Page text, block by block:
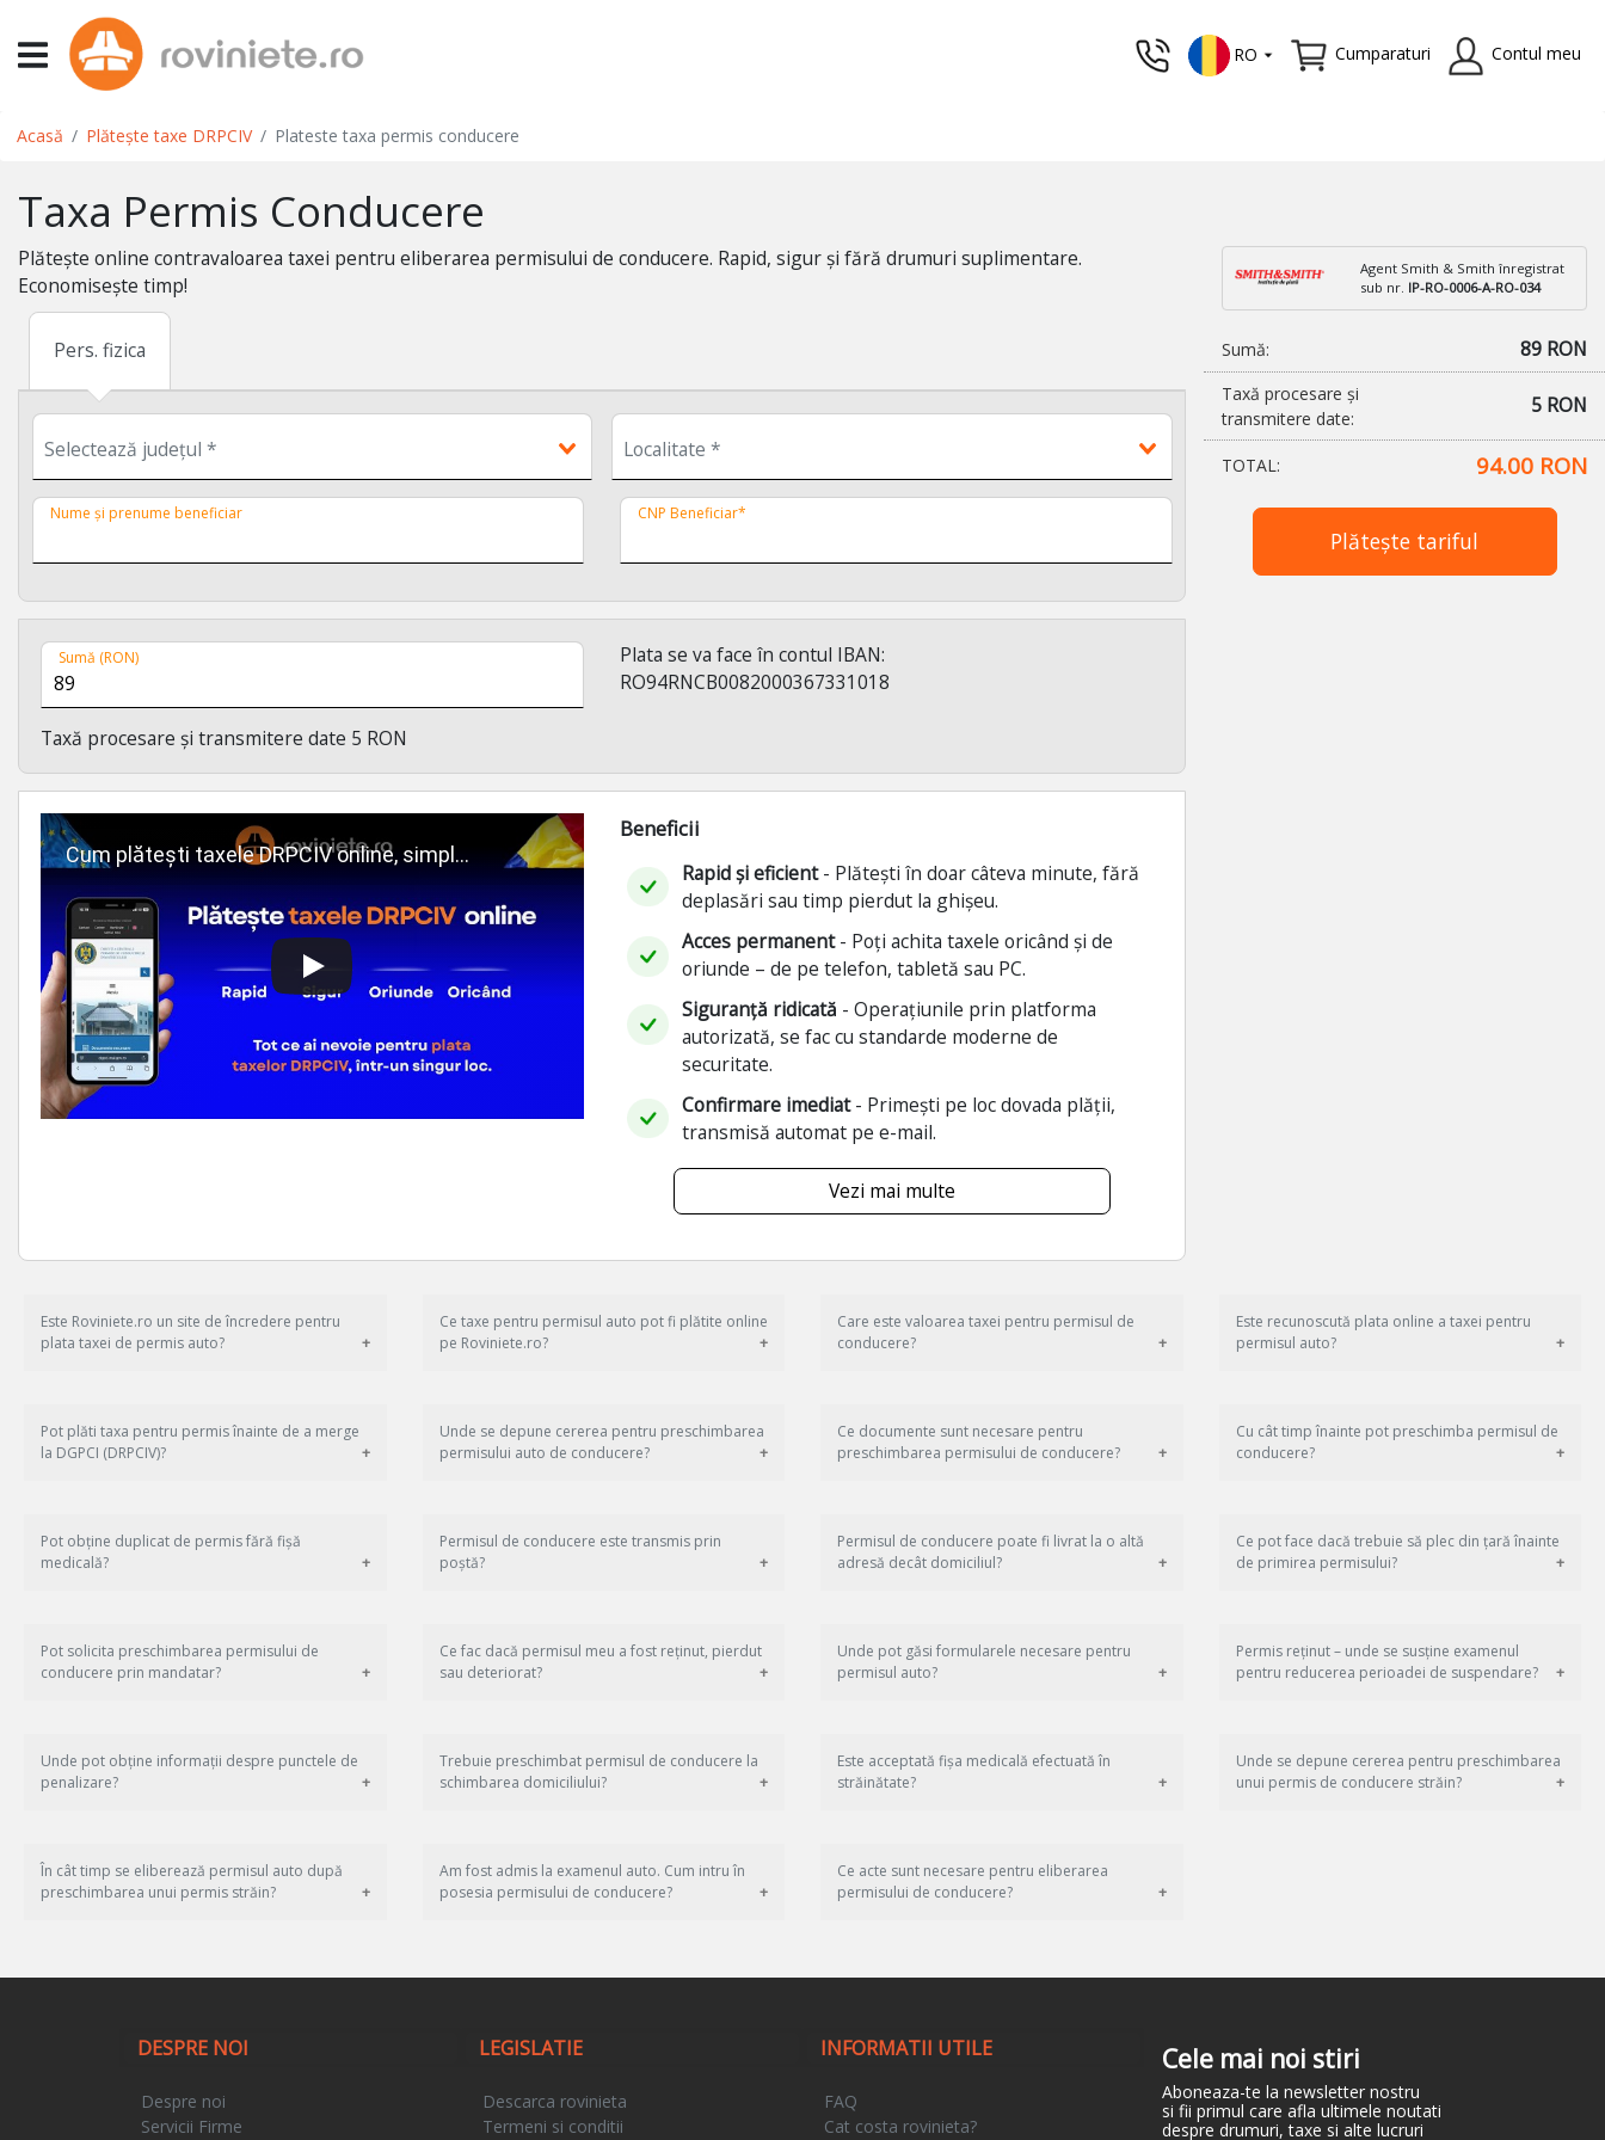
RO Cumparaturi Contul meu
Acasă Plătește taxe DRPCIV Plateste taxa permis conducere
Taxa Permis Conducere
Plătește online contravaloarea taxei pentru eliberarea permisului de conducere. Rapid, sigur și fără drumuri suplimentare.
Economisește timp!
Pers. fizica
Nume și prenume beneficiar CNP Beneficiar*
Sumă (RON)
Taxă procesare și transmitere date 5 RON
Plata se va face în contul IBAN:
RO94RNCB0082000367331018
Cum plătești taxele DRPCIV online, simplu și rapid, prin Roviniete.ro
Beneficii
Rapid și eficient- Plătești în doar câteva minute, fără
deplasări sau timp pierdut la ghișeu.
Acces permanent- Poți achita taxele oricând și de
oriunde – de pe telefon, tabletă sau PC.
Siguranță ridicată - Operațiunile prin platforma
autorizată, se fac cu standarde moderne de
securitate.
Confirmare imediat- Primești pe loc dovada plății,
transmisă automat pe e-mail.
Vezi mai multe
Agent Smith & Smith înregistrat
sub nr. IP-RO-0006-A-RO-034
Sumă: 89 RON
Taxă procesare și
transmitere date:
5 RON
TOTAL: 94.00 RON
Plătește tariful
Este Roviniete.ro un site de încredere pentru
plata taxei de permis auto?
Ce taxe pentru permisul auto pot fi plătite online
pe Roviniete.ro?
Care este valoarea taxei pentru permisul de
conducere?
Este recunoscută plata online a taxei pentru
permisul auto?
Pot plăti taxa pentru permis înainte de a merge
la DGPCI (DRPCIV)?
Unde se depune cererea pentru preschimbarea
permisului auto de conducere?
Ce documente sunt necesare pentru
preschimbarea permisului de conducere?
Cu cât timp înainte pot preschimba permisul de
conducere?
Pot obține duplicat de permis fără fișă
medicală?
Permisul de conducere este transmis prin
poștă?
Permisul de conducere poate fi livrat la o altă
adresă decât domiciliul?
Ce pot face dacă trebuie să plec din țară înainte
de primirea permisului?
Pot solicita preschimbarea permisului de
conducere prin mandatar?
Ce fac dacă permisul meu a fost reținut, pierdut
sau deteriorat?
Unde pot găsi formularele necesare pentru
permisul auto?
Permis reținut – unde se susține examenul
pentru reducerea perioadei de suspendare?
Unde pot obține informații despre punctele de
penalizare?
Trebuie preschimbat permisul de conducere la
schimbarea domiciliului?
Este acceptată fișa medicală efectuată în
străinătate?
Unde se depune cererea pentru preschimbarea
unui permis de conducere străin?
În cât timp se eliberează permisul auto după
preschimbarea unui permis străin?
Am fost admis la examenul auto. Cum intru în
posesia permisului de conducere?
Ce acte sunt necesare pentru eliberarea
permisului de conducere?
DESPRE NOI
Despre noi
Servicii Firme
LEGISLATIE
Descarca rovinieta
Termeni si conditii
INFORMATII UTILE
FAQ
Cat costa rovinieta?
Cele mai noi stiri
Aboneaza-te la newsletter nostru
si fii primul care afla ultimele noutati
despre drumuri, taxe si alte lucruri